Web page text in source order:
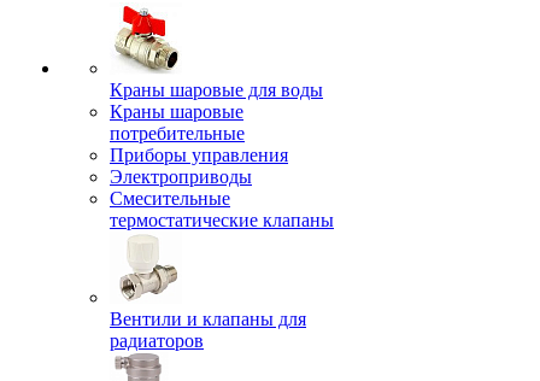
Краны шаровые для воды
Краны шаровые
потребительные
Приборы управления
Электроприводы
Смесительные
термостатические клапаны
Вентили и клапаны для
радиаторов